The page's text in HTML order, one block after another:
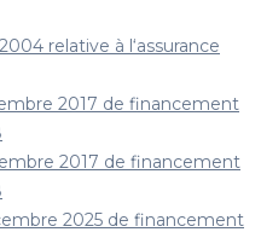
relative à l‘assurance
2017 de financement
2017 de financement
2025 de financement